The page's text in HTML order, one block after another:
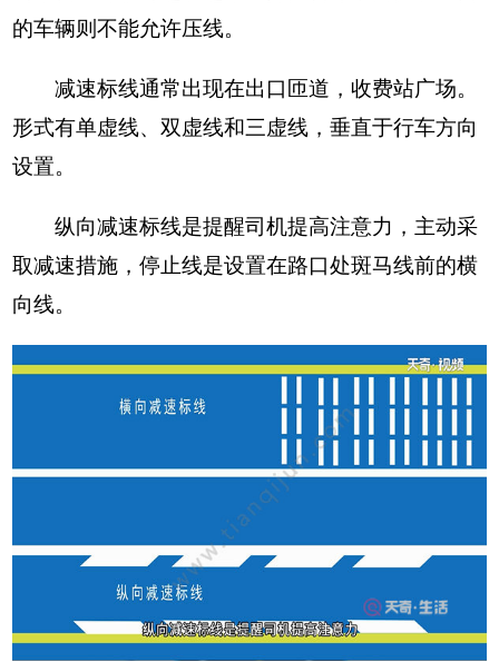
的车辆则不能允许压线。
减速标线通常出现在出口匝道，收费站广场。
形式有单虚线、双虚线和三虚线，垂直于行车方向
设置。
纵向减速标线是提醒司机提高注意力，主动采
取减速措施，停止线是设置在路口处斑马线前的横
向线。